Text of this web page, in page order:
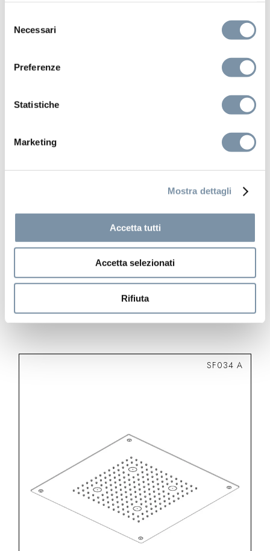
delNecessari
Preferenze
Statistiche
Marketing
Mostra dettagli
Accetta tutti
Accetta selezionati
Rifiuta
Techno
Rain shower head 300×300 mm // h.
12 mm
SF034 A